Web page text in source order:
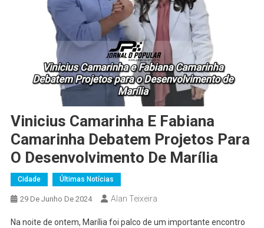
Vinicius Camarinha E Fabiana
Camarinha Debatem Projetos Para
O Desenvolvimento De Marília
Cidade Últimas Notícias
29 De Junho De 2024 Alan Teixeira
Na noite de ontem, Marília foi palco de um importante encontro